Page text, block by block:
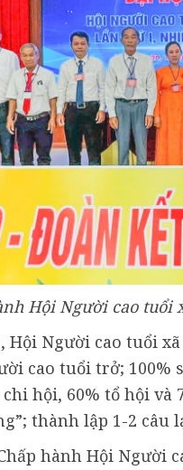
Hội Người cao tuổi
Hội Người cao tuổi xã
cao tuổi trở; 100%
hội, 60% tổ hội
thành lập 1-2
hành Hội Người